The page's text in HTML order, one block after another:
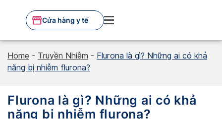
content
Cửa hàng y tế
Home - Truyền Nhiễm - Flurona là gì? Những ai có khả
năng bị nhiễm flurona?
Flurona là gì? Những ai có khả
năng bị nhiễm flurona?